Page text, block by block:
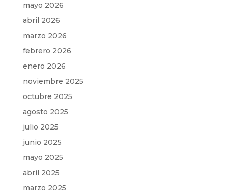
mayo 2026
abril 2026
marzo 2026
febrero 2026
enero 2026
noviembre 2025
octubre 2025
agosto 2025
julio 2025
junio 2025
mayo 2025
abril 2025
marzo 2025